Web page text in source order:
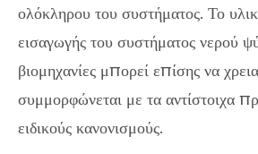
ολόκληρου του συστήματος. Το
εισαγωγής του συστήματος νερού
βιομηχανίες μπορεί επίσης να
συμμορφώνεται με τα αντίστοιχα
ειδικούς κανονισμούς.